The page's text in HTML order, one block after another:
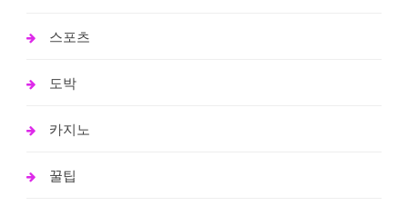
스포츠
도박
카지노
꿀팁